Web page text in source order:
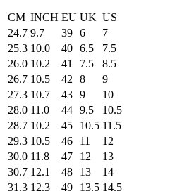
CM INCH EU UK US
24.7 9.7 39 6
7
25.3 10.0 40 6.5
7.5
26.0 10.2 41 7.5
8.5
26.7 10.5 42 8
9
27.3 10.7 43 9
10
28.0 11.0 44 9.5
10.5
28.7 10.2 45 10.5 11.5
29.3 10.5 46 11
12
30.0 11.8 47 12
13
30.7 12.1 48 13
14
31.3 12.3 49 13.5 14.5